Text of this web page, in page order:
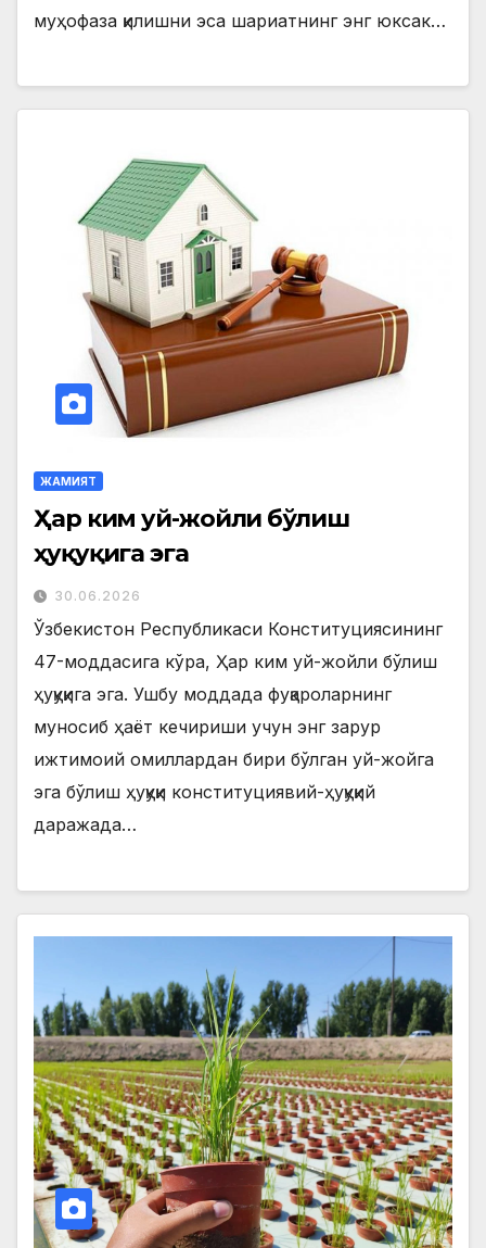
муҳофаза қилишни эса шариатнинг энг юксак…
ЖАМИЯТ
Ҳар ким уй-жойли бўлиш
ҳуқуқига эга
30.06.2026
Ўзбекистон Республикаси Конституциясининг
47-моддасига кўра, Ҳар ким уй-жойли бўлиш
ҳуқуқига эга. Ушбу моддада фуқароларнинг
муносиб ҳаёт кечириши учун энг зарур
ижтимоий омиллардан бири бўлган уй-жойга
эга бўлиш ҳуқуқи конституциявий-ҳуқуқий
даражада…